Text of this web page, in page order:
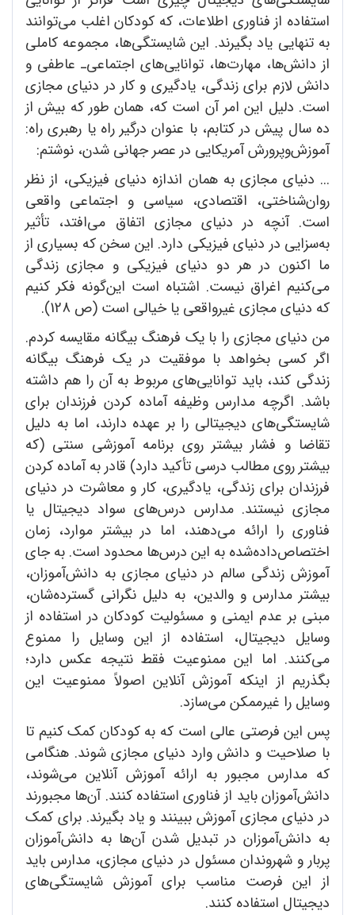
استفاده از فناوری اطلاعات، که کودکان اغلب می‌توانند
به تنهایی یاد بگیرند. این شایستگی‌ها، مجموعه کاملی
از دانش‌ها، مهارت‌ها، توانایی‌های اجتماعی‌ـ عاطفی و
دانش لازم برای زندگی، یادگیری و کار در دنیای مجازی
است. دلیل این امر آن است که، همان طور که بیش از
ده سال پیش در کتابم، با عنوان درگیر راه یا رهبری راه:
آموزش‌وپرورش آمریکایی در عصر جهانی شدن، نوشتم:
... دنیای مجازی به همان اندازه دنیای فیزیکی، از نظر
روان‌شناختی، اقتصادی، سیاسی و اجتماعی واقعی
است. آنچه در دنیای مجازی اتفاق می‌افتد، تأثیر
به‌سزایی در دنیای فیزیکی دارد. این سخن که بسیاری از
ما اکنون در هر دو دنیای فیزیکی و مجازی زندگی
می‌کنیم اغراق نیست. اشتباه است این‌گونه فکر کنیم
که دنیای مجازی غیرواقعی یا خیالی است (ص 128).
من دنیای مجازی را با یک فرهنگ بیگانه مقایسه کردم.
اگر کسی بخواهد با موفقیت در یک فرهنگ بیگانه
زندگی کند، باید توانایی‌های مربوط به آن را هم داشته
باشد. اگرچه مدارس وظیفه آماده کردن فرزندان برای
شایستگی‌های دیجیتالی را بر عهده دارند، اما به دلیل
تقاضا و فشار بیشتر روی برنامه آموزشی سنتی (که
بیشتر روی مطالب درسی تأکید دارد) قادر به آماده کردن
فرزندان برای زندگی، یادگیری، کار و معاشرت در دنیای
مجازی نیستند. مدارس درس‌های سواد دیجیتال یا
فناوری را ارائه می‌دهند، اما در بیشتر موارد، زمان
اختصاص‌داده‌شده به این درس‌ها محدود است. به جای
آموزش زندگی سالم در دنیای مجازی به دانش‌آموزان،
بیشتر مدارس و والدین، به دلیل نگرانی گسترده‌شان،‌
مبنی بر عدم ایمنی و مسئولیت کودکان در استفاده از
وسایل دیجیتال، استفاده از این وسایل را ممنوع
می‌کنند. اما این ممنوعیت فقط نتیجه عکس دارد؛‌
بگذریم از اینکه آموزش آنلاین اصولاً ممنوعیت این
وسایل را غیرممکن می‌سازد.
پس این فرصتی عالی است که به کودکان کمک کنیم تا
با صلاحیت و دانش وارد دنیای مجازی شوند. هنگامی
که مدارس مجبور به ارائه آموزش آنلاین می‌شوند،
دانش‌آموزان باید از فناوری استفاده کنند. آن‌ها مجبورند
در دنیای مجازی آموزش ببینند و یاد بگیرند. برای کمک
به دانش‌آموزان در تبدیل شدن آن‌ها به دانش‌آموزان
پربار و شهروندان مسئول در دنیای مجازی، مدارس باید
از این فرصت مناسب برای آموزش شایستگی‌های
دیجیتال استفاده کنند.